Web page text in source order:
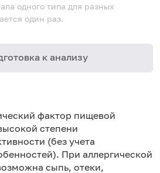
одного типа для разных
один раз.
к анализу
фактор пищевой
степени
(без учета
При аллергической
сыпь, отеки,